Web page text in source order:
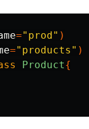
="prod" )
="products" )
Product{